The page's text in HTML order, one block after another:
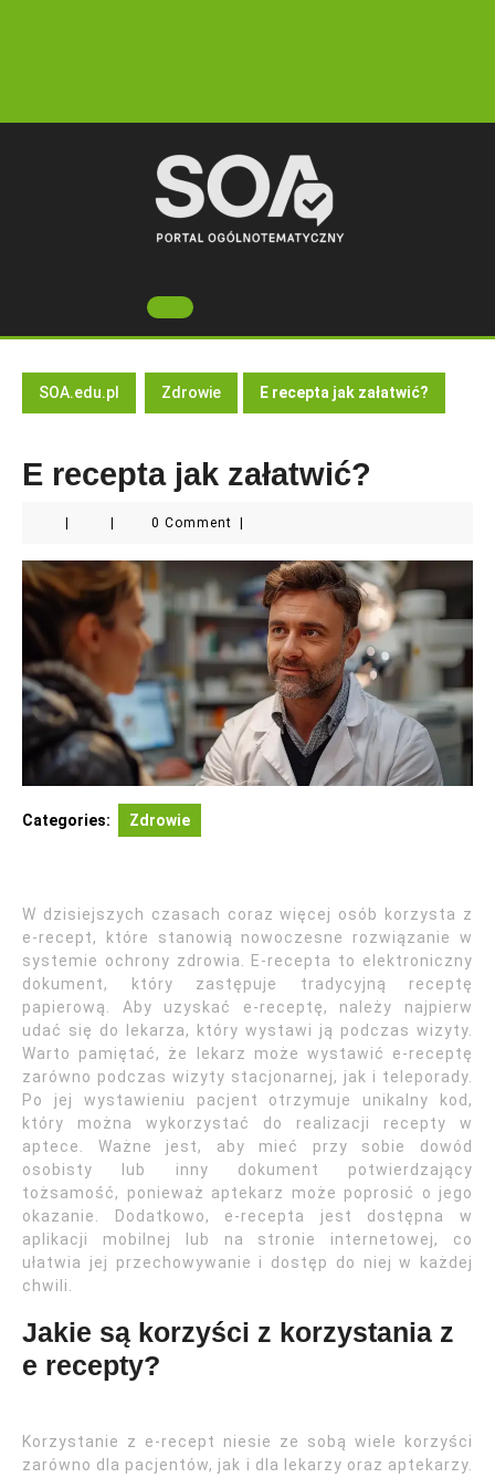
Open
Button
SOA.edu.pl Zdrowie E recepta jak załatwić?
E recepta jak załatwić?
0 Comment
Categories: Zdrowie
W dzisiejszych czasach coraz więcej osób korzysta z
e-recept, które stanowią nowoczesne rozwiązanie w
systemie ochrony zdrowia. E-recepta to elektroniczny
dokument, który zastępuje tradycyjną receptę
papierową. Aby uzyskać e-receptę, należy najpierw
udać się do lekarza, który wystawi ją podczas wizyty.
Warto pamiętać, że lekarz może wystawić e-receptę
zarówno podczas wizyty stacjonarnej, jak i teleporady.
Po jej wystawieniu pacjent otrzymuje unikalny kod,
który można wykorzystać do realizacji recepty w
aptece. Ważne jest, aby mieć przy sobie dowód
osobisty lub inny dokument potwierdzający
tożsamość, ponieważ aptekarz może poprosić o jego
okazanie. Dodatkowo, e-recepta jest dostępna w
aplikacji mobilnej lub na stronie internetowej, co
ułatwia jej przechowywanie i dostęp do niej w każdej
chwili.
Jakie są korzyści z korzystania z
e recepty?
Korzystanie z e-recept niesie ze sobą wiele korzyści
zarówno dla pacjentów, jak i dla lekarzy oraz aptekarzy.